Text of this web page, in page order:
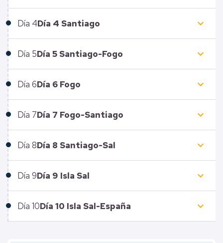
Día 4Día 4 Santiago keyboard_arrow_down
Día 5Día 5 Santiago-Fogo keyboard_arrow_down
Día 6Día 6 Fogo keyboard_arrow_down
Día 7Día 7 Fogo-Santiago keyboard_arrow_down
Día 8Día 8 Santiago-Sal keyboard_arrow_down
Día 9Día 9 Isla Sal keyboard_arrow_down
Día 10Día 10 Isla Sal-España keyboard_arrow_down